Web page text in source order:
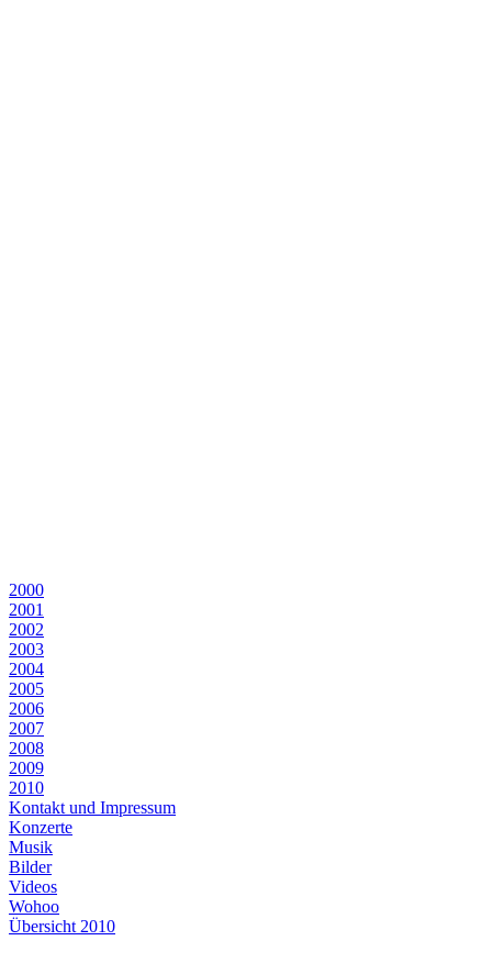
2000
2001
2002
2003
2004
2005
2006
2007
2008
2009
2010
Kontakt und Impressum
Konzerte
Musik
Bilder
Videos
Wohoo
Übersicht 2010